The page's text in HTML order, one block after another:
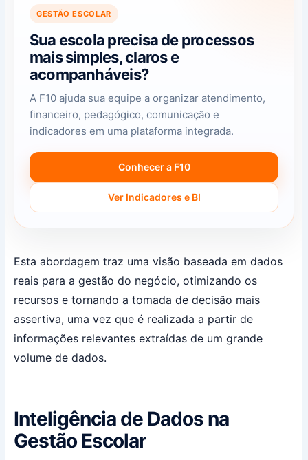
GESTÃO ESCOLAR
Sua escola precisa de processos
mais simples, claros e
acompanháveis?
A F10 ajuda sua equipe a organizar atendimento,
financeiro, pedagógico, comunicação e
indicadores em uma plataforma integrada.
Conhecer a F10
Ver Indicadores e BI
Esta abordagem traz uma visão baseada em dados
reais para a gestão do negócio, otimizando os
recursos e tornando a tomada de decisão mais
assertiva, uma vez que é realizada a partir de
informações relevantes extraídas de um grande
volume de dados.
Inteligência de Dados na
Gestão Escolar